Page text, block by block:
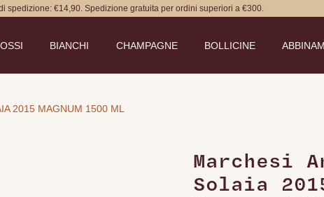
spedizione: €14,90. Spedizione gratuita per ordini superiori a €300.
BIANCHI CHAMPAGNE BOLLICINE
2015 MAGNUM 1500 ML
Marchesi
Solaia